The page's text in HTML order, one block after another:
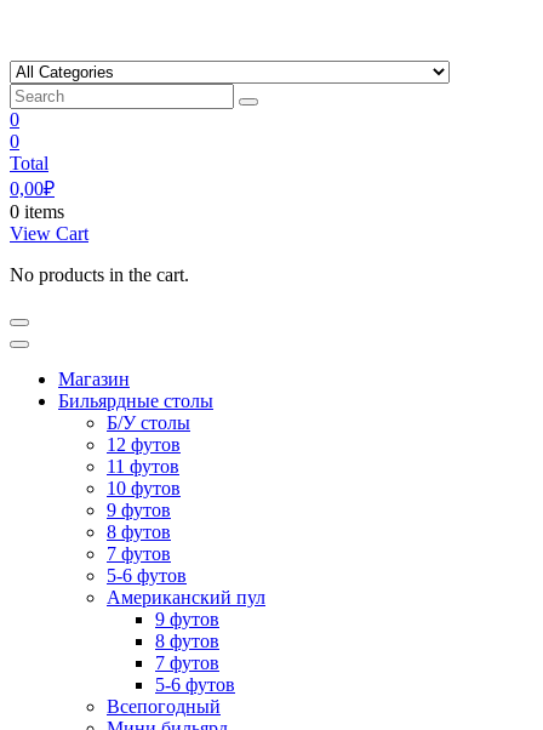
content
0
0
Total
0,00₽
0 items
View Cart
No products in the cart.
Магазин
Бильярдные столы
Б/У столы
12 футов
11 футов
10 футов
9 футов
8 футов
7 футов
5-6 футов
Американский пул
9 футов
8 футов
7 футов
5-6 футов
Всепогодный